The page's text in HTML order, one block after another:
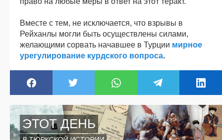
Вместе с тем, не исключается, что взрывы в
Рейханлы могли быть осуществлены силами,
желающими сорвать начавшее в Турции мирное
урегулирование курдского вопроса.
ЭТОТ ДЕНЬ